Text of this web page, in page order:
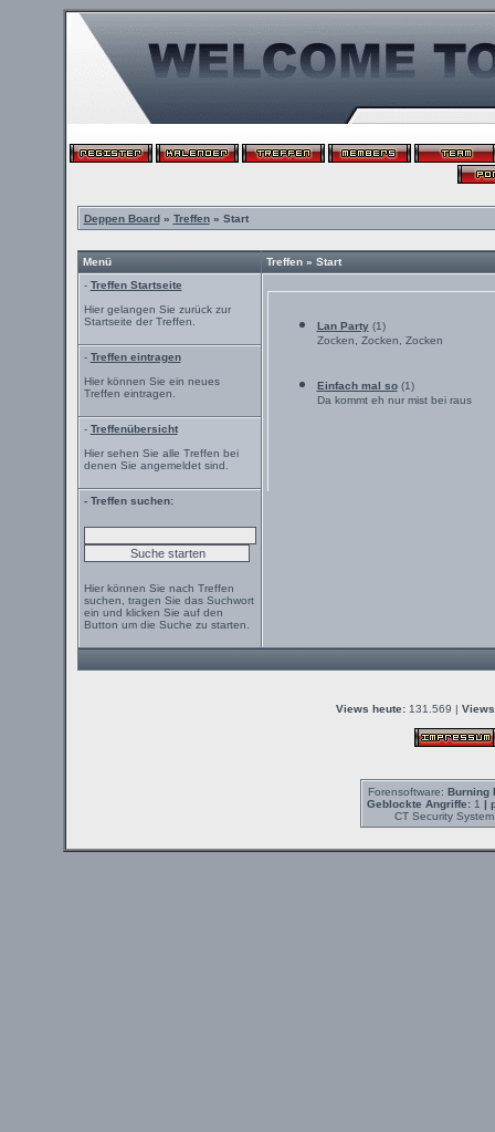
Deppen Board» Treffen» Start
Menü
Treffen » Start
- Treffen Startseite
Hier gelangen Sie zurück zur
Startseite der Treffen.
Lan Party(1)
Zocken, Zocken, Zocken
Einfach mal so(1)
Da kommt eh nur mist bei raus
- Treffen eintragen
Hier können Sie ein neues
Treffen eintragen.
- Treffenübersicht
Hier sehen Sie alle Treffen bei
denen Sie angemeldet sind.
- Treffen suchen:
Hier können Sie nach Treffen
suchen, tragen Sie das Suchwort
ein und klicken Sie auf den
Button um die Suche zu starten.
Views heute: 131.569 |
Forensoftware: Burning
Geblockte Angriffe:1 |
CT Security